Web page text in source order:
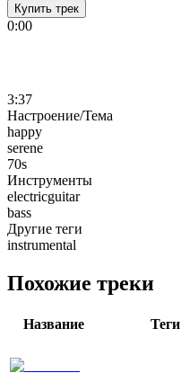
Купить трек
0:00
3:37
Настроение/Тема
happy
serene
70s
Инструменты
electricguitar
bass
Другие теги
instrumental
Похожие треки
Название Теги